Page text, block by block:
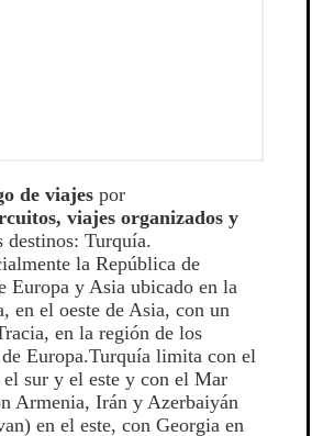
de viajes por
viajes organizados y
destinos: Turquía.
la República de
Europa y Asia ubicado en la
en el oeste de Asia, con un
en la región de los
Europa.Turquía limita con el
sur y el este y con el Mar
Armenia, Irán y Azerbaiyán
en el este, con Georgia en